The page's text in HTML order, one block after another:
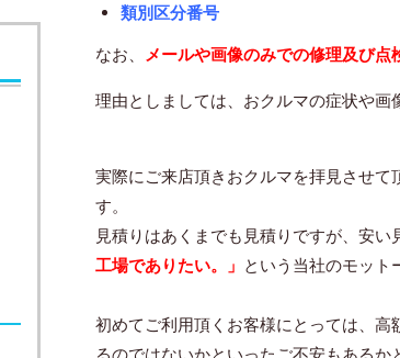
類別区分番号
なお、 メールや画像のみでの修理及び点
理由としましては、おクルマの症状や画
実際にご来店頂きおクルマを拝見させ
す。
見積りはあくまでも見積りですが、安い
工場でありたい。」 という当社のモット
初めてご利用頂くお客様にとっては、
るのではないかといったご不安もあるか